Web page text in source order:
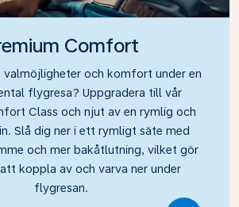
Comfort
valmöjligheter och komfort under en
flygresa? Uppgradera till vår
Class och njut av en rymlig och
Slå dig ner i ett rymligt säte med
och mer bakåtlutning, vilket gör
koppla av och varva ner under
flygresan.